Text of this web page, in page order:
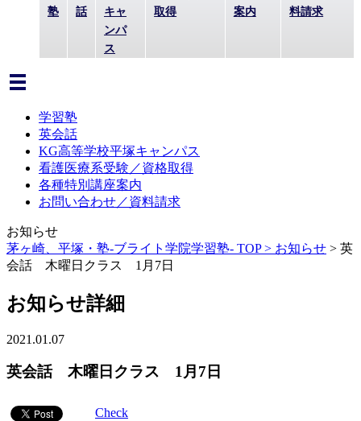
塾
話
キャ
ンパ
ス
取得
案内
料請求
学習塾
英会話
KG高等学校平塚キャンパス
看護医療系受験／資格取得
各種特別講座案内
お問い合わせ／資料請求
お知らせ
茅ヶ崎、平塚・塾-ブライト学院学習塾- TOP > お知らせ > 英
会話 木曜日クラス 1月7日
お知らせ詳細
2021.01.07
英会話 木曜日クラス 1月7日
Check